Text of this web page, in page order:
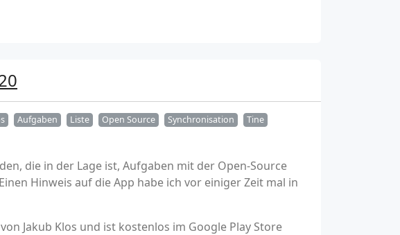
Aufgaben Liste Open Source Synchronisation
Tine
die in der Lage ist, Aufgaben mit der Open-Source
Hinweis auf die App habe ich vor einiger Zeit mal in
Jakub Klos und ist kostenlos im Google Play Store